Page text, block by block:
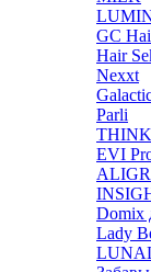
GC
Hair
Nexxt
Parli
EVI
Domix
Lady